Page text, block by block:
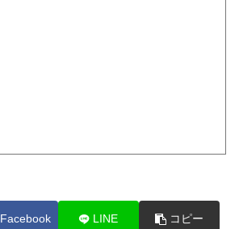
Facebook LINE コピー